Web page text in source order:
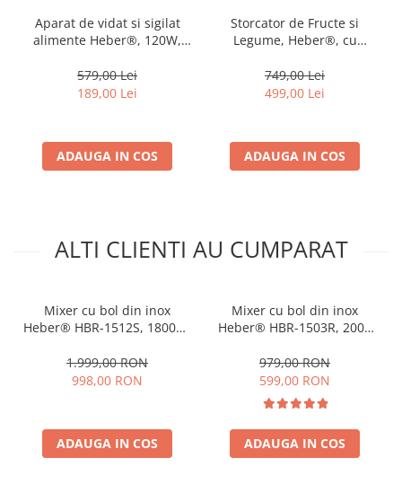
Aparat de vidat si sigilat
alimente Heber®, 120W,
umed/uscata/soft, panou
de comanda tactil, 30 cm
Gri
579,00 Lei
189,00 Lei
ADAUGA IN COS
Storcator de Fructe si
Legume, Heber®, cu
Soft/Hard, Display LED, Sita
Inox, Functie Reverse,
calatorie 500ml, Gri
749,00 Lei
499,00 Lei
ADAUGA IN COS
ALTI CLIENTI AU CUMPARAT
Mixer cu bol din inox
Heber® HBR-1512S, 1800W,
Functie Pulse, Oprire
automata, Miscare eliptica,
incluse Gri
1.999,00 RON
998,00 RON
ADAUGA IN COS
Mixer cu bol din inox
Heber® HBR-1503R, 2000
6.2 L inox, 6 Viteze, Functie
Pulse, Miscare eliptica,
Rosu
979,00 RON
599,00 RON
ADAUGA IN COS